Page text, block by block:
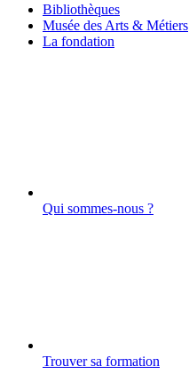
Bibliothèques
Musée des Arts & Métiers
La fondation
Qui sommes-nous ?
Trouver sa formation